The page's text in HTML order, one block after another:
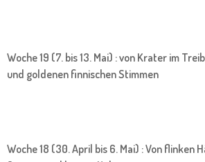
Woche 19 (7. bis 13. Mai) : von Krater im
und goldenen finnischen Stimmen
Woche 18 (30. April bis 6. Mai) : Von flinken